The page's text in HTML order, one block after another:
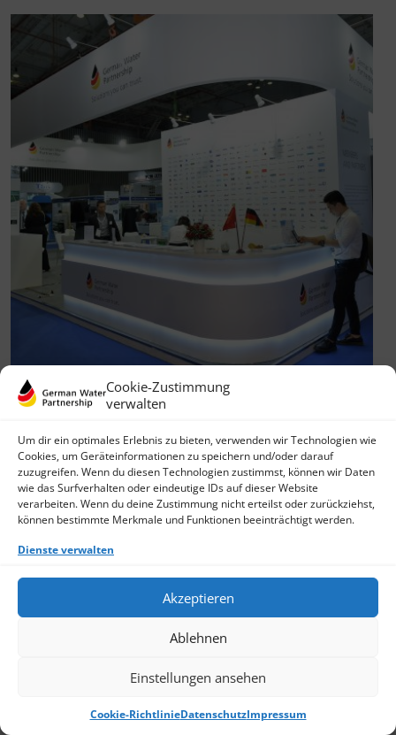
Cookie-Zustimmung
verwalten
Um dir ein optimales Erlebnis zu bieten, verwenden wir Technologien wie
Cookies, um Geräteinformationen zu speichern und/oder darauf
zuzugreifen. Wenn du diesen Technologien zustimmst, können wir Daten
wie das Surfverhalten oder eindeutige IDs auf dieser Website
verarbeiten. Wenn du deine Zustimmung nicht erteilst oder zurückziehst,
können bestimmte Merkmale und Funktionen beeinträchtigt werden.
Dienste verwalten
Akzeptieren
Ablehnen
Einstellungen ansehen
Cookie-RichtlinieDatenschutzImpressum
Gemeinsam stark im Ausland: German
28.01.2026
Auch 2026 bleibt das Auslandsmesserprogramm (AMP) des
BMWE ein zentrales Instrument zur Unterstützung
deutscher Unternehmen bei der internationalen
Markterschließung. Eine
› Weiterlesen